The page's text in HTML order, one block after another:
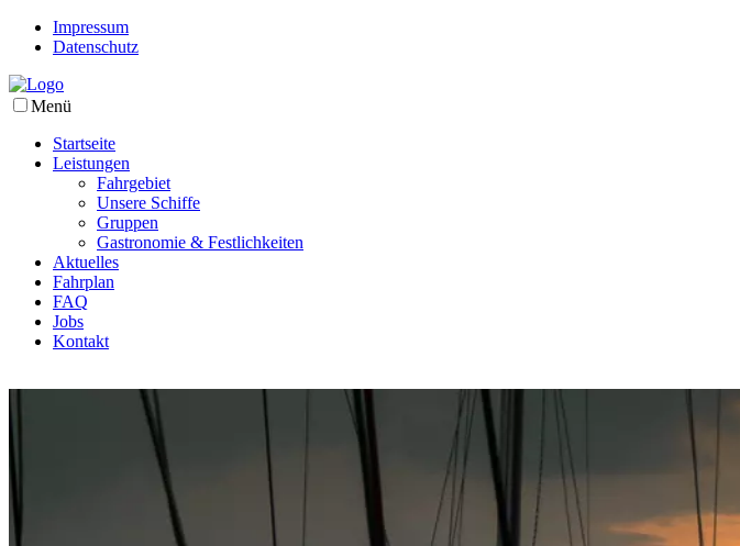
Impressum
Datenschutz
Menü
Startseite
Leistungen
Fahrgebiet
Unsere Schiffe
Gruppen
Gastronomie & Festlichkeiten
Aktuelles
Fahrplan
FAQ
Jobs
Kontakt